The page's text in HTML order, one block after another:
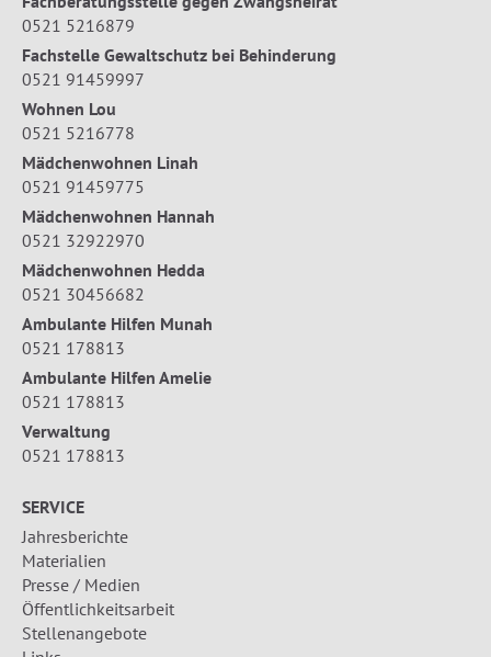
0521 5216879
Fachstelle Gewaltschutz bei Behinderung
0521 91459997
Wohnen Lou
0521 5216778
Mädchenwohnen Linah
0521 91459775
Mädchenwohnen Hannah
0521 32922970
Mädchenwohnen Hedda
0521 30456682
Ambulante Hilfen Munah
0521 178813
Ambulante Hilfen Amelie
0521 178813
Verwaltung
0521 178813
SERVICE
Jahresberichte
Materialien
Presse / Medien
Öffentlichkeitsarbeit
Stellenangebote